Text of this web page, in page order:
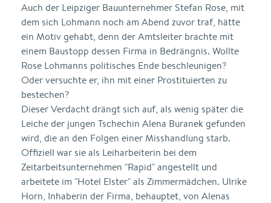
Auch der Leipziger Bauunternehmer Stefan Rose, mit
dem sich Lohmann noch am Abend zuvor traf, hätte
ein Motiv gehabt, denn der Amtsleiter brachte mit
einem Baustopp dessen Firma in Bedrängnis. Wollte
Rose Lohmanns politisches Ende beschleunigen?
Oder versuchte er, ihn mit einer Prostituierten zu
bestechen?
Dieser Verdacht drängt sich auf, als wenig später die
Leiche der jungen Tschechin Alena Buranek gefunden
wird, die an den Folgen einer Misshandlung starb.
Offiziell war sie als Leiharbeiterin bei dem
Zeitarbeitsunternehmen "Rapid" angestellt und
arbeitete im "Hotel Elster" als Zimmermädchen. Ulrike
Horn, Inhaberin der Firma, behauptet, von Alenas